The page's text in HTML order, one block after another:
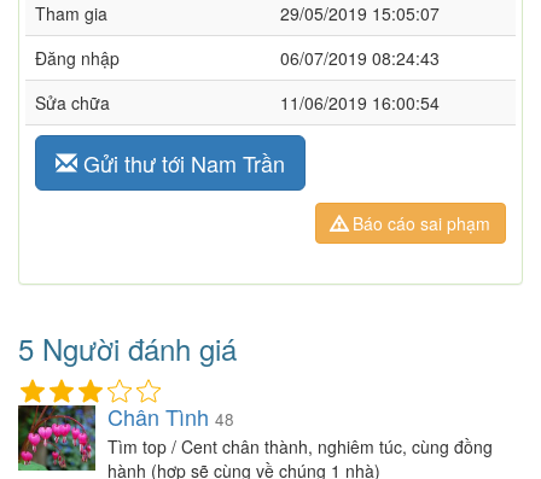
Tham gia
29/05/2019 15:05:07
Đăng nhập
06/07/2019 08:24:43
Sửa chữa
11/06/2019 16:00:54
Gửi thư tới Nam Trần
Báo cáo sai phạm
5 Người đánh giá
Chân Tình 48
Tìm top / Cent chân thành, nghiêm túc, cùng đồng
hành (hợp sẽ cùng về chúng 1 nhà)